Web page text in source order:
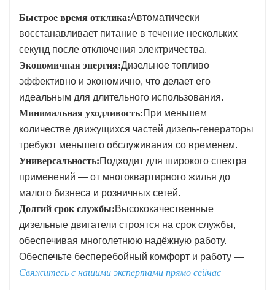
Быстрое время отклика:Автоматически
восстанавливает питание в течение нескольких
секунд после отключения электричества.
Экономичная энергия:Дизельное топливо
эффективно и экономично, что делает его
идеальным для длительного использования.
Минимальная уходливость:При меньшем
количестве движущихся частей дизель-генераторы
требуют меньшего обслуживания со временем.
Универсальность:Подходит для широкого спектра
применений — от многоквартирного жилья до
малого бизнеса и розничных сетей.
Долгий срок службы:Высококачественные
дизельные двигатели строятся на срок службы,
обеспечивая многолетнюю надёжную работу.
Обеспечьте бесперебойный комфорт и работу —
Свяжитесь с нашими экспертами прямо сейчас